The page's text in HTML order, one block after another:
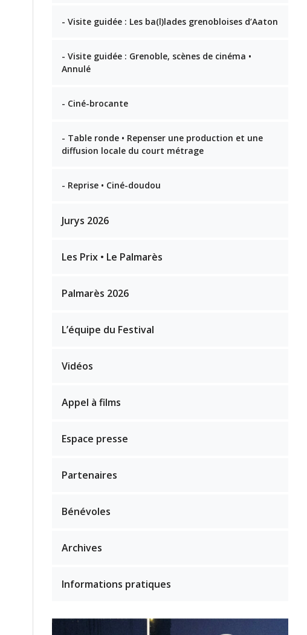
- Visite guidée : Les ba(l)lades grenobloises d’Aaton
- Visite guidée : Grenoble, scènes de cinéma •
Annulé
- Ciné-brocante
- Table ronde • Repenser une production et une
diffusion locale du court métrage
- Reprise • Ciné-doudou
Jurys 2026
Les Prix • Le Palmarès
Palmarès 2026
L’équipe du Festival
Vidéos
Appel à films
Espace presse
Partenaires
Bénévoles
Archives
Informations pratiques